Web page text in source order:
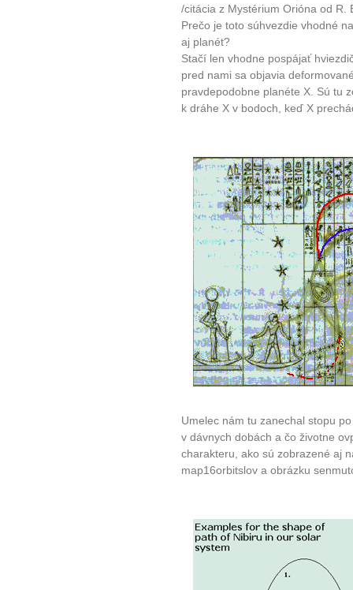
/citácia z Mystérium Orióna od R.
Prečo je toto súhvezdie vhodné
aj planét?
Stačí len vhodne pospájať
pred nami sa objavia
pravdepodobne planéte X. Sú tu
k dráhe X v bodoch, keď X
Umelec nám tu zanechal stopu
v dávnych dobách a čo životne
charakteru, ako sú zobrazené aj
map16orbitslov a obrázku